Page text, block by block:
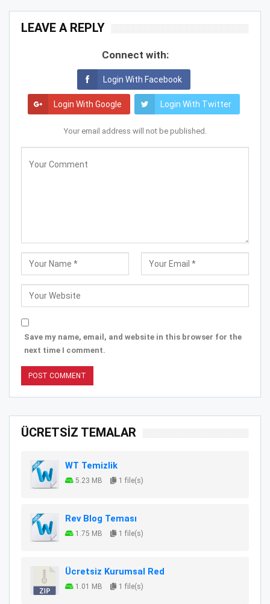
LEAVE A REPLY
Connect with:
Login With Facebook
Login With Google Login With Twitter
Your email address will not be published.
Save my name, email, and website in this browser for the
next time I comment.
ÜCRETSİZ TEMALAR
WT Temizlik
5.23 MB 1 file(s)
Rev Blog Teması
1.75 MB 1 file(s)
Ücretsiz Kurumsal Red
1.01 MB 1 file(s)